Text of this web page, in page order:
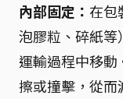
內部固定： 在包
泡膠粒、碎紙
運輸過程中移
擦或撞擊，從而